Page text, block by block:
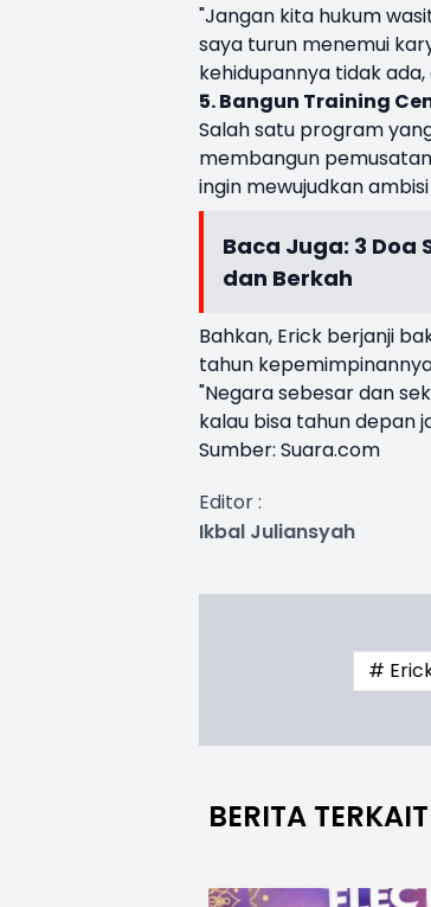
"Jangan kita hukum
saya turun menemui
kehidupannya tidak
5. Bangun Training
Salah satu program
membangun
ingin mewujudkan ambisi
Baca Juga: 3 Doa
dan Berkah
Bahkan, Erick berjanji
tahun
"Negara sebesar dan
kalau bisa tahun depan
Sumber: Suara.com
Editor :
Ikbal Juliansyah
#
BERITA TERKAIT